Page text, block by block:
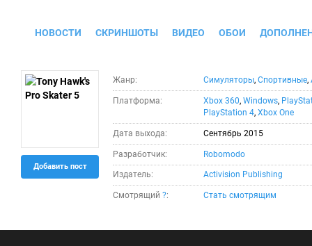
НОВОСТИ СКРИНШОТЫ ВИДЕО ОБОИ
Жанр: Симуляторы, Спортивные,
Платформа: Xbox 360, Windows,
PlayStation 4, Xbox One
Дата выхода: Сентябрь 2015
Разработчик: Robomodo
Издатель: Activision Publishing
Смотрящий ?: Стать смотрящим
Добавить пост